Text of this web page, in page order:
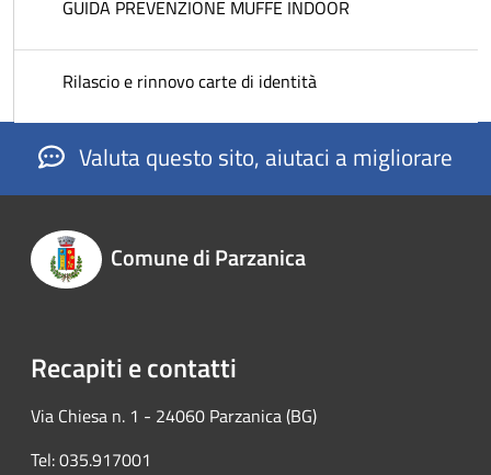
GUIDA PREVENZIONE MUFFE INDOOR
Rilascio e rinnovo carte di identità
Valuta questo sito, aiutaci a migliorare
Comune di Parzanica
Recapiti e contatti
Via Chiesa n. 1 - 24060 Parzanica (BG)
Tel: 035.917001